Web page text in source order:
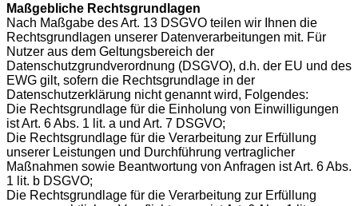
Maßgebliche Rechtsgrundlagen
Nach Maßgabe des Art. 13 DSGVO teilen wir Ihnen die
Rechtsgrundlagen unserer Datenverarbeitungen mit. Für
Nutzer aus dem Geltungsbereich der
Datenschutzgrundverordnung (DSGVO), d.h. der EU und des
EWG gilt, sofern die Rechtsgrundlage in der
Datenschutzerklärung nicht genannt wird, Folgendes:
Die Rechtsgrundlage für die Einholung von Einwilligungen
ist Art. 6 Abs. 1 lit. a und Art. 7 DSGVO;
Die Rechtsgrundlage für die Verarbeitung zur Erfüllung
unserer Leistungen und Durchführung vertraglicher
Maßnahmen sowie Beantwortung von Anfragen ist Art. 6 Abs.
1 lit. b DSGVO;
Die Rechtsgrundlage für die Verarbeitung zur Erfüllung